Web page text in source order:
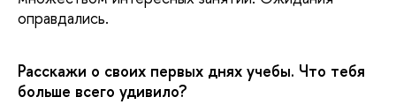
оправдались.
Расскажи о своих первых днях учебы. Что тебя
больше всего удивило?